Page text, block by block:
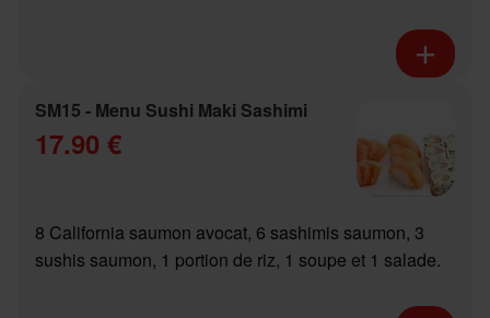
SM15 - Menu Sushi Maki Sashimi
17.90 €
8 California saumon avocat, 6 sashimis saumon, 3
sushis saumon, 1 portion de riz, 1 soupe et 1 salade.